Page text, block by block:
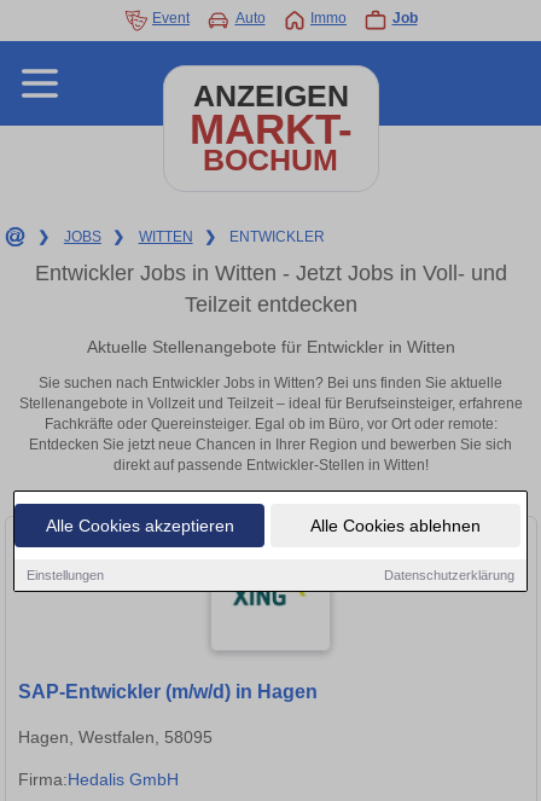
Alle Cookies akzeptieren Alle Cookies ablehnen
Einstellungen Datenschutzerklärung
Event Auto Immo Job
ANZEIGEN
MARKT-
BOCHUM
❯ JOBS ❯ WITTEN ❯ ENTWICKLER
Entwickler Jobs in Witten - Jetzt Jobs in Voll- und
Teilzeit entdecken
Aktuelle Stellenangebote für Entwickler in Witten
Sie suchen nach Entwickler Jobs in Witten? Bei uns finden Sie aktuelle
Stellenangebote in Vollzeit und Teilzeit – ideal für Berufseinsteiger, erfahrene
Fachkräfte oder Quereinsteiger. Egal ob im Büro, vor Ort oder remote:
Entdecken Sie jetzt neue Chancen in Ihrer Region und bewerben Sie sich
direkt auf passende Entwickler-Stellen in Witten!
SAP-Entwickler (m/w/d) in Hagen
Hagen, Westfalen, 58095
Firma:Hedalis GmbH